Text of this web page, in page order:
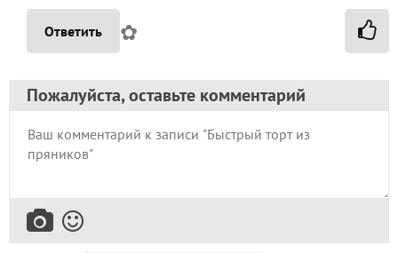
Ответить ✿
Пожалуйста, оставьте комментарий